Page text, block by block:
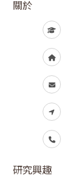
關於
研究興趣